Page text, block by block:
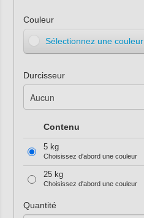
Couleur
Sélectionnez une couleur
Durcisseur
Contenu
5 kg
Choisissez d'abord une couleur
25 kg
Choisissez d'abord une couleur
Quantité